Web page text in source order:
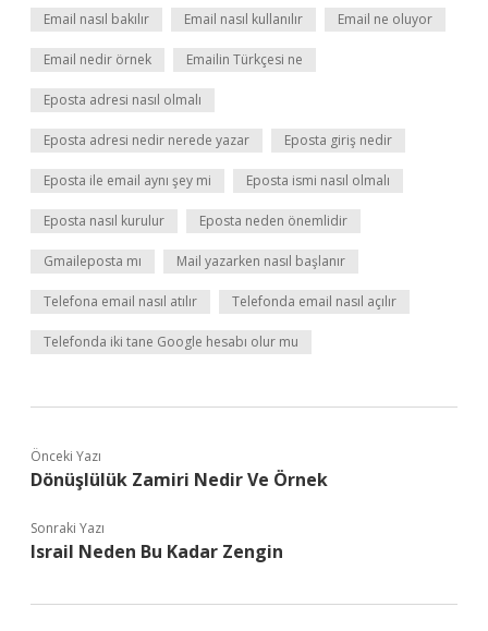
Email nasıl bakılır Email nasıl kullanılır Email ne oluyor
Email nedir örnek Emailin Türkçesi ne
Eposta adresi nasıl olmalı
Eposta adresi nedir nerede yazar Eposta giriş nedir
Eposta ile email aynı şey mi Eposta ismi nasıl olmalı
Eposta nasıl kurulur Eposta neden önemlidir
Gmaileposta mı Mail yazarken nasıl başlanır
Telefona email nasıl atılır Telefonda email nasıl açılır
Telefonda iki tane Google hesabı olur mu
Önceki Yazı
Dönüşlülük Zamiri Nedir Ve Örnek
Sonraki Yazı
Israil Neden Bu Kadar Zengin